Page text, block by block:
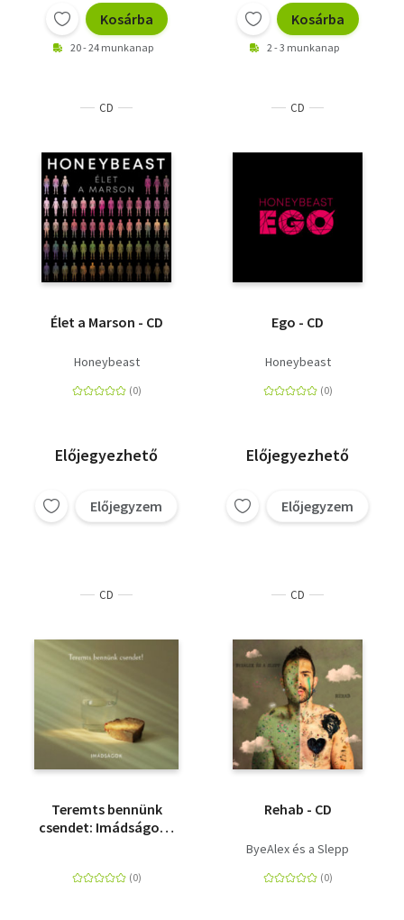
Kosárba
20 - 24 munkanap
Kosárba
2 - 3 munkanap
CD
Élet a Marson - CD
Honeybeast
Előjegyezhető
Előjegyzem
CD
Ego - CD
Honeybeast
Előjegyezhető
Előjegyzem
CD
Teremts bennünk
csendet: Imádságok -
CD
Rehab - CD
ByeAlex és a Slepp